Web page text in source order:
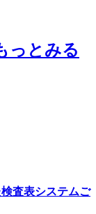
っとみる
査表システムご